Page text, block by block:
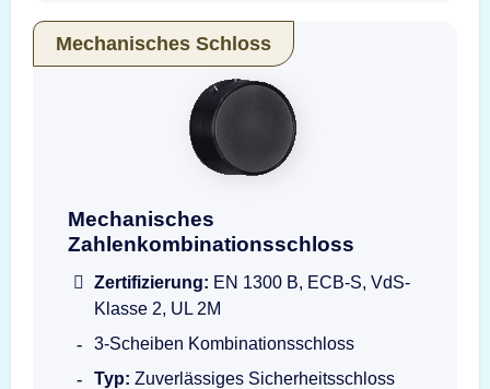
Mechanisches Schloss
Mechanisches Zahlenkombinationsschloss
Mechanisches
Zahlenkombinationsschloss
Zertifizierung: EN 1300 B, ECB-S, VdS-
Klasse 2, UL 2M
3-Scheiben Kombinationsschloss
Typ: Zuverlässiges Sicherheitsschloss